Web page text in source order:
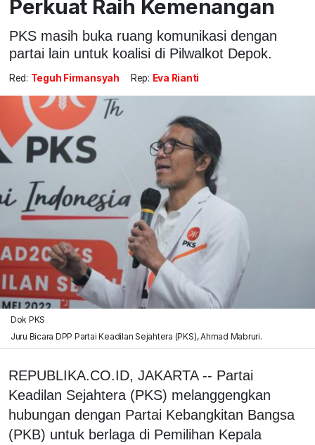
Perkuat Raih Kemenangan
PKS masih buka ruang komunikasi dengan
partai lain untuk koalisi di Pilwalkot Depok.
Red: Teguh Firmansyah Rep: Eva Rianti
Dok PKS
Juru Bicara DPP Partai Keadilan Sejahtera (PKS), Ahmad Mabruri.
REPUBLIKA.CO.ID, JAKARTA -- Partai
Keadilan Sejahtera (PKS) melanggengkan
hubungan dengan Partai Kebangkitan Bangsa
(PKB) untuk berlaga di Pemilihan Kepala